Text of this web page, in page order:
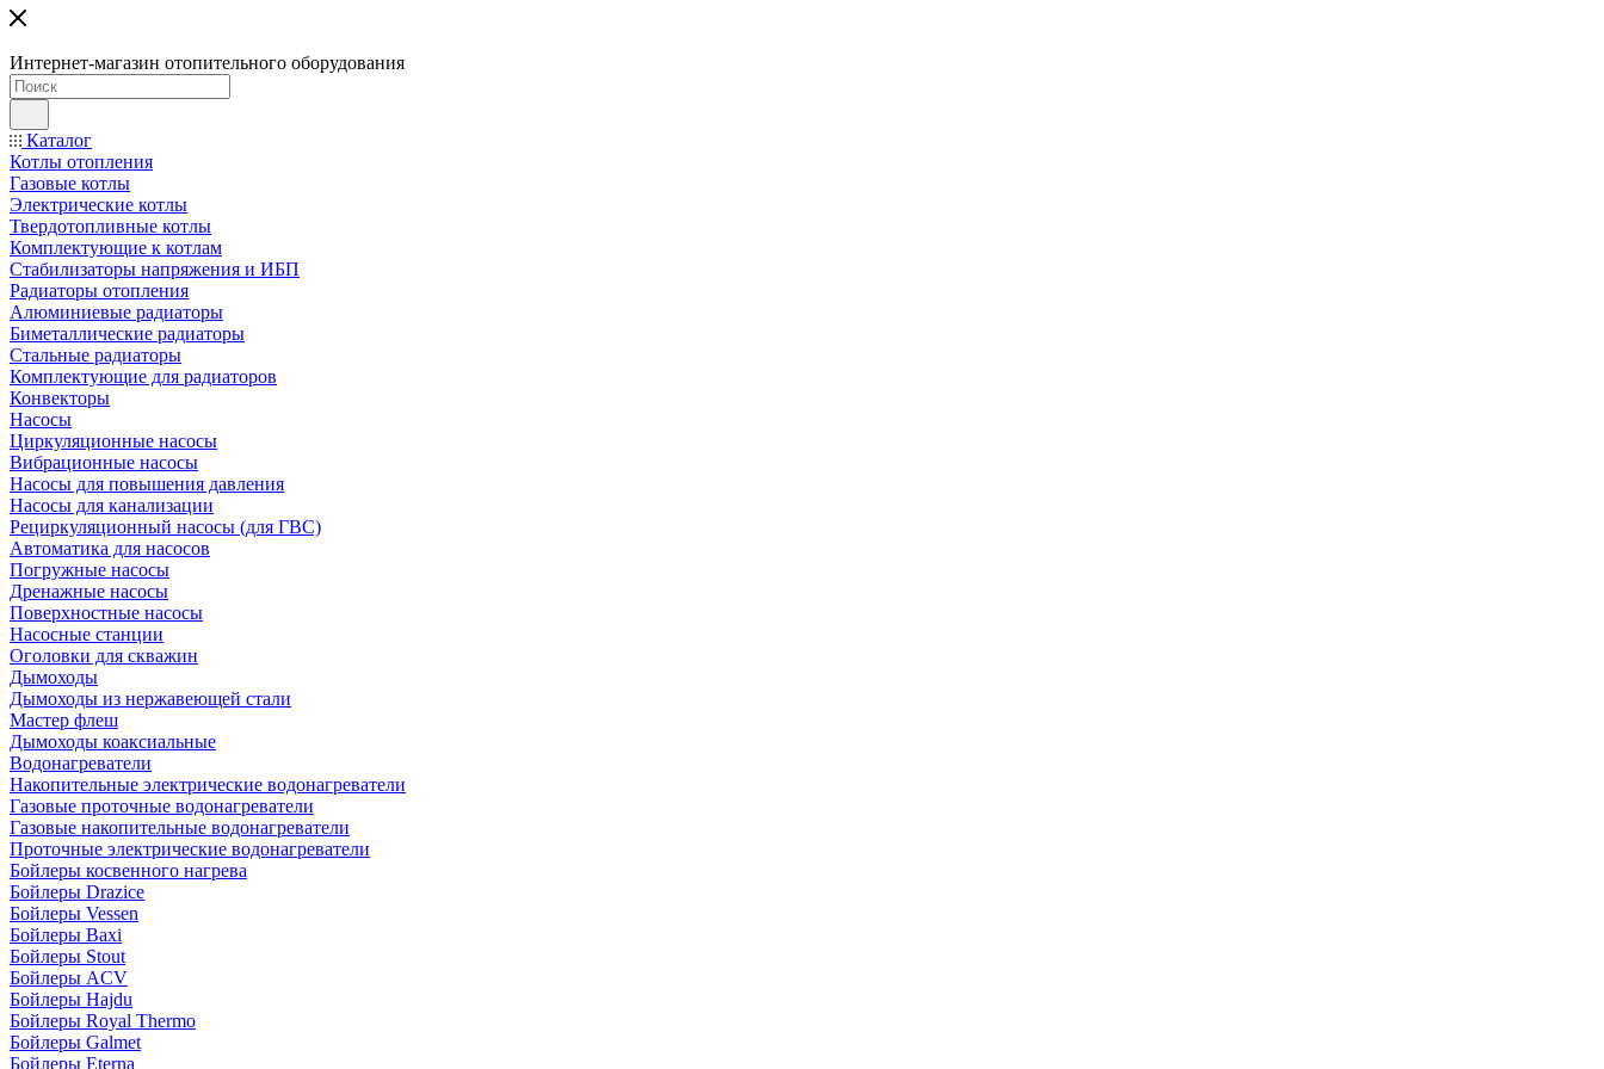
Интернет-магазин отопительного оборудования
Каталог
Котлы отопления
Газовые котлы
Электрические котлы
Твердотопливные котлы
Комплектующие к котлам
Стабилизаторы напряжения и ИБП
Радиаторы отопления
Алюминиевые радиаторы
Биметаллические радиаторы
Стальные радиаторы
Комплектующие для радиаторов
Конвекторы
Насосы
Циркуляционные насосы
Вибрационные насосы
Насосы для повышения давления
Насосы для канализации
Рециркуляционный насосы (для ГВС)
Автоматика для насосов
Погружные насосы
Дренажные насосы
Поверхностные насосы
Насосные станции
Оголовки для скважин
Дымоходы
Дымоходы из нержавеющей стали
Мастер флеш
Дымоходы коаксиальные
Водонагреватели
Накопительные электрические водонагреватели
Газовые проточные водонагреватели
Газовые накопительные водонагреватели
Проточные электрические водонагреватели
Бойлеры косвенного нагрева
Бойлеры Drazice
Бойлеры Vessen
Бойлеры Baxi
Бойлеры Stout
Бойлеры ACV
Бойлеры Hajdu
Бойлеры Royal Thermo
Бойлеры Galmet
Бойлеры Eterna